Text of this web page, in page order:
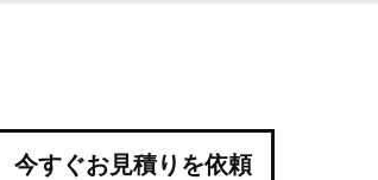
今すぐお見積りを依頼